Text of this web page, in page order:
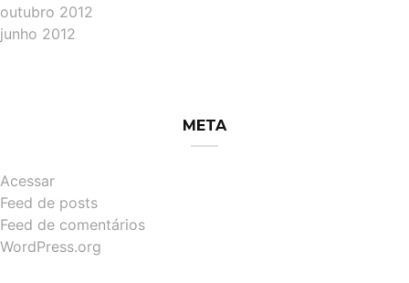
outubro 2012
junho 2012
META
Acessar
Feed de posts
Feed de comentários
WordPress.org